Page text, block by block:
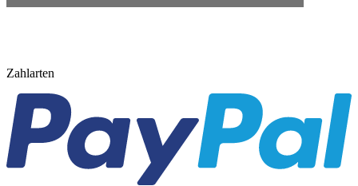
Zahlarten